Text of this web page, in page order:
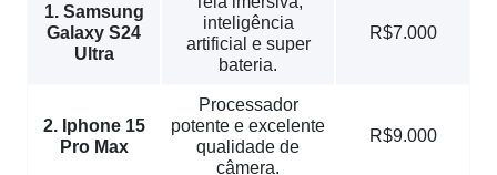
1. Samsung
Galaxy S24
Ultra
inteligência
artificial e super
bateria.
R$7.000
2. Iphone 15
Pro Max
Processador
potente e excelente
qualidade de
câmera.
R$9.000